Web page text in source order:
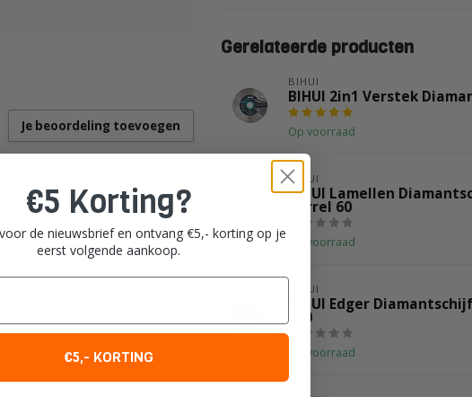
Je beoordeling toevoegen
Gerelateerde producten
BIHUI
BIHUI 2in1 Verstek
Op voorraad
BIHUI
BIHUI Lamellen
Korrel 60
Op voorraad
BIHUI
BIHUI Edger
120
Op voorraad
€5 Korting?
de nieuwsbrief en ontvang €5,- korting op je
eerst volgende aankoop.
€5,- KORTING